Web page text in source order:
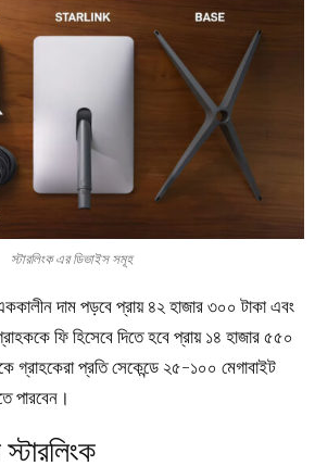
স্টারলিংক এর ডিভাইস সমূহ
দাম পড়বে প্রায় ৪২ হাজার ৩০০ টাকা এবং
ফি হিসেবে দিতে হবে প্রায় ১৪ হাজার ৫৫০
প্রতি সেকেন্ডে ২৫-১০০ মেগাবাইট
পারবেন।